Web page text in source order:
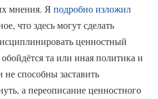
мнения. Я подробно изложил
что здесь могут сделать
ценностный
та или иная политика и
способны заставить
а переописание ценностного